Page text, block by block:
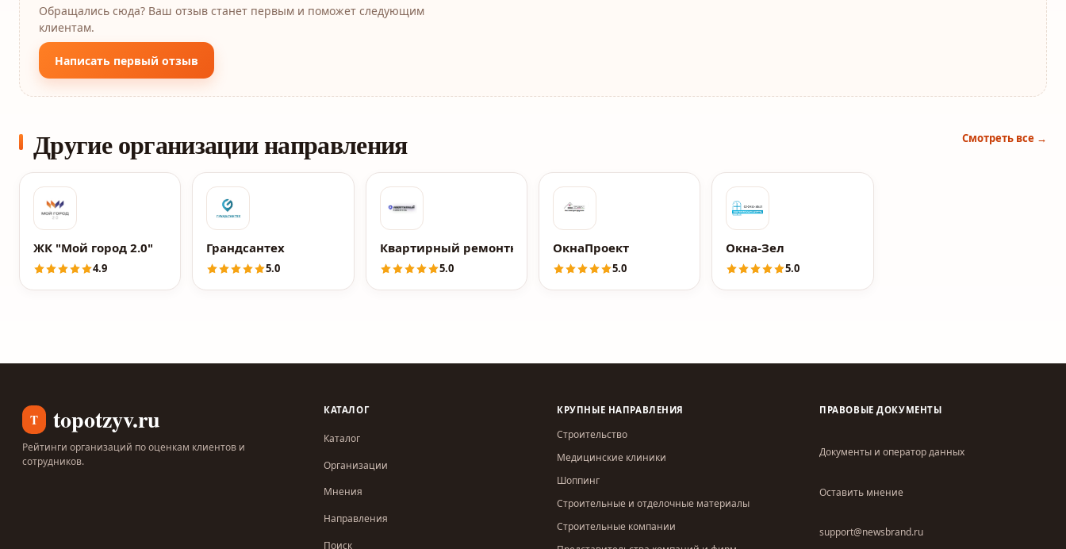
Обращались сюда? Ваш отзыв станет первым и поможет следующим
клиентам.
Написать первый отзыв
Другие организации направления Смотреть все →
ЖК "Мой город 2.0"
4.9
Грандсантех
5.0
Квартирный ремонтник
5.0
ОкнаПроект
5.0
Окна-Зел
5.0
T topotzyv.ru
Рейтинги организаций по оценкам клиентов и
сотрудников.
КАТАЛОГ
Каталог
Организации
Мнения
Направления
Поиск
КРУПНЫЕ НАПРАВЛЕНИЯ
Строительство
Медицинские клиники
Шоппинг
Строительные и отделочные материалы
Строительные компании
ПРАВОВЫЕ ДОКУМЕНТЫ
Документы и оператор данных
Оставить мнение
support@newsbrand.ru